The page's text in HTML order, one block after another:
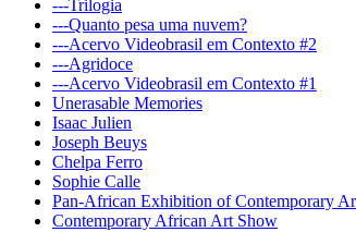
---Trilogia
---Quanto pesa uma nuvem?
---Acervo Videobrasil em Contexto #2
---Agridoce
---Acervo Videobrasil em Contexto #1
Unerasable Memories
Isaac Julien
Joseph Beuys
Chelpa Ferro
Sophie Calle
Pan-African Exhibition of Contemporary
Contemporary African Art Show